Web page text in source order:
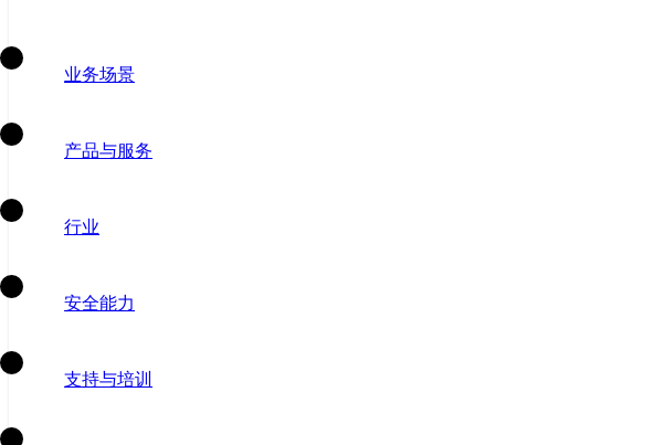
业务场景
产品与服务
行业
安全能力
支持与培训